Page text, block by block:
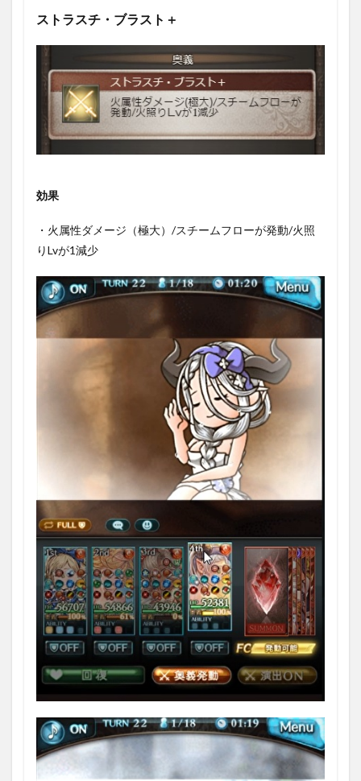
効果
1.4.2
湯上が
り美人
LB（リ
ミット
ボーナ
ス）と
振り方
トサポ
ビリテ
ィ
放武
器
2.1
火SSR
武器
「瑠
璃茉
莉髪
帯」
2.1.1
ステー
タス
イシ
ュミ
ール
のプ
ストラスチ・ブラスト＋
効果
・火属性ダメージ（極大）/スチームフローが発動/火照
りLvが1減少